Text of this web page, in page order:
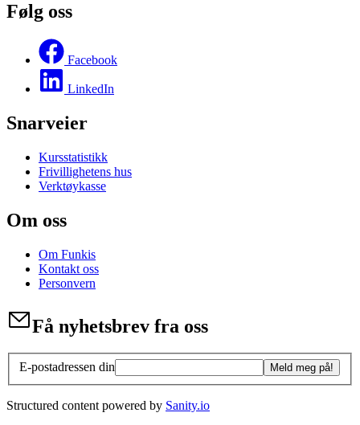
Følg oss
Facebook
LinkedIn
Snarveier
Kursstatistikk
Frivillighetens hus
Verktøykasse
Om oss
Om Funkis
Kontakt oss
Personvern
Få nyhetsbrev fra oss
E-postadressen din Meld meg på!
Structured content powered by Sanity.io